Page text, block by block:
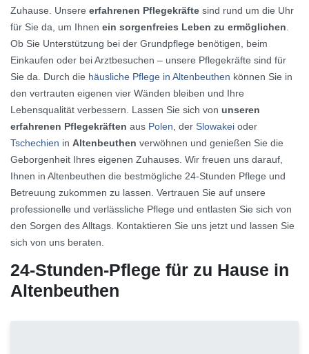
Zuhause. Unsere erfahrenen Pflegekräfte sind rund um die Uhr
für Sie da, um Ihnen ein sorgenfreies Leben zu ermöglichen.
Ob Sie Unterstützung bei der Grundpflege benötigen, beim
Einkaufen oder bei Arztbesuchen – unsere Pflegekräfte sind für
Sie da. Durch die häusliche Pflege in Altenbeuthen können Sie in
den vertrauten eigenen vier Wänden bleiben und Ihre
Lebensqualität verbessern. Lassen Sie sich von unseren
erfahrenen Pflegekräften aus Polen, der Slowakei oder
Tschechien in Altenbeuthen verwöhnen und genießen Sie die
Geborgenheit Ihres eigenen Zuhauses. Wir freuen uns darauf,
Ihnen in Altenbeuthen die bestmögliche 24-Stunden Pflege und
Betreuung zukommen zu lassen. Vertrauen Sie auf unsere
professionelle und verlässliche Pflege und entlasten Sie sich von
den Sorgen des Alltags. Kontaktieren Sie uns jetzt und lassen Sie
sich von uns beraten.
24-Stunden-Pflege für zu Hause in
Altenbeuthen